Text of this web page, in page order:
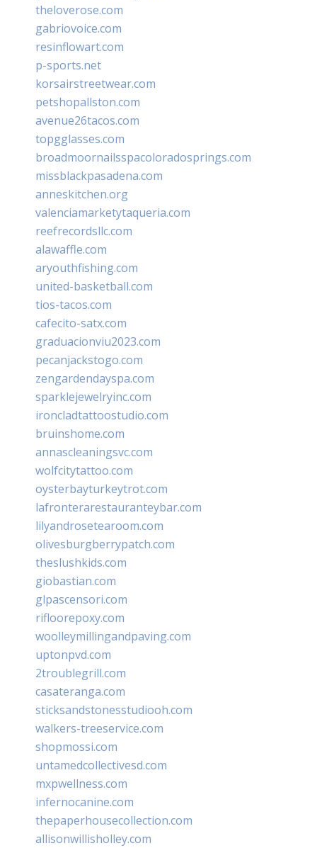
theloverose.com
gabriovoice.com
resinflowart.com
p-sports.net
korsairstreetwear.com
petshopallston.com
avenue26tacos.com
topgglasses.com
broadmoornailsspacoloradosprings.com
missblackpasadena.com
anneskitchen.org
valenciamarketytaqueria.com
reefrecordsllc.com
alawaffle.com
aryouthfishing.com
united-basketball.com
tios-tacos.com
cafecito-satx.com
graduacionviu2023.com
pecanjackstogo.com
zengardendayspa.com
sparklejewelryinc.com
ironcladtattoostudio.com
bruinshome.com
annascleaningsvc.com
wolfcitytattoo.com
oysterbayturkeytrot.com
lafronterarestauranteybar.com
lilyandrosetearoom.com
olivesburgberrypatch.com
theslushkids.com
giobastian.com
glpascensori.com
rifloorepoxy.com
woolleymillingandpaving.com
uptonpvd.com
2troublegrill.com
casateranga.com
sticksandstonesstudiooh.com
walkers-treeservice.com
shopmossi.com
untamedcollectivesd.com
mxpwellness.com
infernocanine.com
thepaperhousecollection.com
allisonwillisholley.com